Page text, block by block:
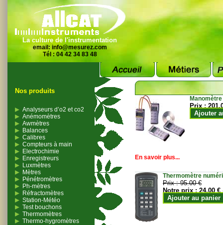
La culture de l'instrumentation
email: info@mesurez.com
Tél : 04 42 34 83 48
Nos produits
Analyseurs d’o2 et co2
Anémomètres
Awmètres
Balances
Calibres
Compteurs à main
Electrochimie
Enregistreurs
Luxmètres
Mètres
Pénétromètres
Ph-mètres
Réfractomètres
Station-Météo
Test bouchons
Thermomètres
Thermo-hygromètres
Prix :
Ajouter
En savoir plus...
Thermomètre
Prix :95.00 €
Notre prix :24.00 €
Ajouter au panier